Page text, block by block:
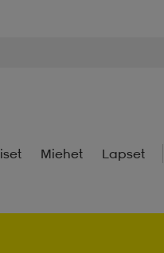
Miehet Lapset